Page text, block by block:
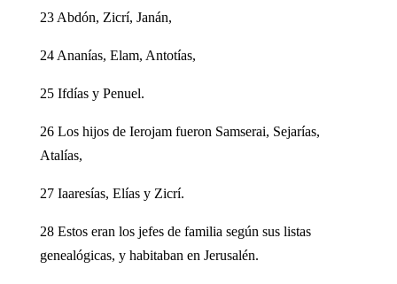
23 Abdón, Zicrí, Janán,
24 Ananías, Elam, Antotías,
25 Ifdías y Penuel.
26 Los hijos de Ierojam fueron Samserai, Sejarías,
Atalías,
27 Iaaresías, Elías y Zicrí.
28 Estos eran los jefes de familia según sus listas
genealógicas, y habitaban en Jerusalén.